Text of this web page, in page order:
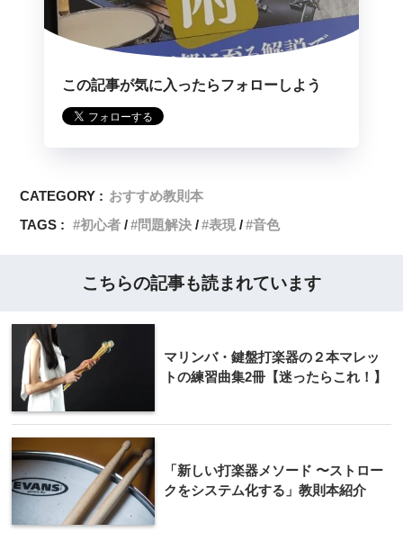
この記事が気に入ったらフォローしよう
CATEGORY : おすすめ教則本
TAGS :
初心者 問題解決 表現 音色
こちらの記事も読まれています
マリンバ・鍵盤打楽器の２本マレッ
トの練習曲集2冊【迷ったらこれ！】
「新しい打楽器メソード 〜ストロー
クをシステム化する」教則本紹介